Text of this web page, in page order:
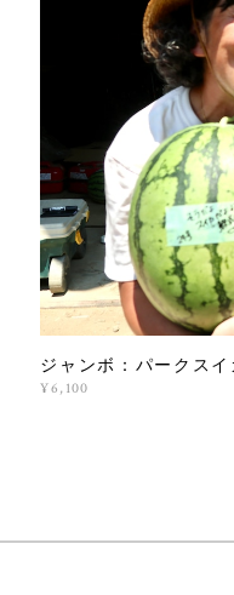
ジャンボ：パークス
¥6,100